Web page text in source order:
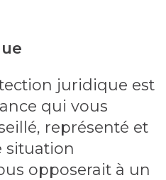
juridique est
qui vous
représenté et
situation
opposerait à un